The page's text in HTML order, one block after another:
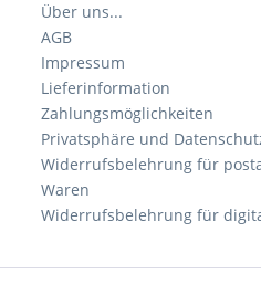
Über uns...
AGB
Impressum
Lieferinformation
Zahlungsmöglichkeiten
Privatsphäre und
Widerrufsbelehrung für
Waren
Widerrufsbelehrung für